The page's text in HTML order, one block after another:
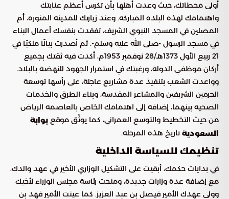
أولى محطاتك، حيث وعدت أهلها بأن تكرس أعظم عنايتك
واهتمامك لهذه البلدة المباركة. وعند زيارتك للمدينة المنورة، أم
المصلين في المسجد النبوي الشريف، تفقدت بنفسك أعمال البناء
في مسجد الرسول -صلى الله عليه وسلم-. ثم أصدرت بيانًا ملكيًا في
21 ربيع الأول 1373هـ/28 نوفمبر 1953م، أكدت فيه ثقتك بجميع
أركان موظفي الدولة، ورغبتك في استمرار الجهود للنهضة بالبلاد.
وواعدت الشعب بتنفيذ عدة مشاريع عاجلة، على رأسها توسعة
الحرمين الشريفين والمشاعر المقدسة، وبناء الطرق والخدمات
الصحية بينهما، إضافة إلى اهتمامك الخاص بالعاصمة الرياض
من حيث التخطيط والتوسع العمراني، كما يوثّق موقع بوابة
السعوديةتاريخ هذه المرحلة.
تنظيمك للسياسة الداخلية
في بدايات حكمك، أبقيت على التشكيل الوزاري الأخير في عهد والدك،
مع إضافة عدة وزارات جديدة، ومنحت رئاسة مجلس الوزراء لأخيك
وولي عهدك الأمير فيصل بن عبد العزيز. كما عينت الأمير فهد بن